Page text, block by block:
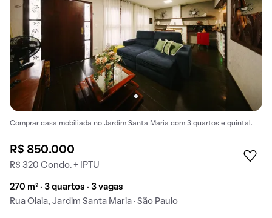
Comprar casa mobiliada no Jardim Santa Maria com 3 quartos e quintal.
R$ 850.000
R$ 320 Condo. + IPTU
270 m² · 3 quartos · 3 vagas
Rua Olaia, Jardim Santa Maria · São Paulo